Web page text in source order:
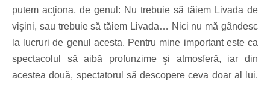
putem acţiona, de genul: Nu trebuie să tăiem Livada de
vişini, sau trebuie să tăiem Livada… Nici nu mă gândesc
la lucruri de genul acesta. Pentru mine important este ca
spectacolul să aibă profunzime şi atmosferă, iar din
acestea două, spectatorul să descopere ceva doar al lui.